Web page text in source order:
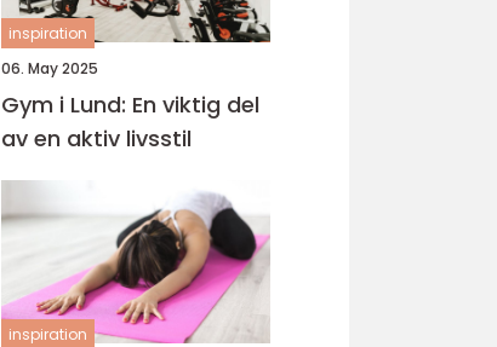
inspiration
06. May 2025
Gym i Lund: En viktig del
av en aktiv livsstil
inspiration